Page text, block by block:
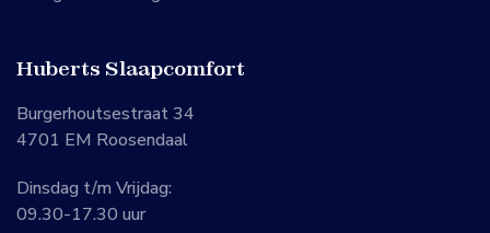
Huberts Slaapcomfort
Burgerhoutsestraat 34
4701 EM Roosendaal
Dinsdag t/m Vrijdag:
09.30-17.30 uur